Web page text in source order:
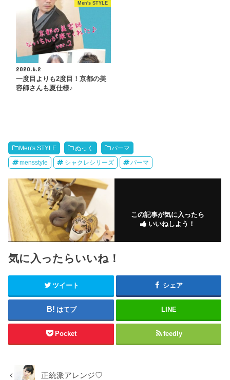
Men's STYLE
2020.6.2
一度目よりも2度目！京都の美
容師さんも夏仕様♪
Men's STYLE ぬっく パーマ
mensstyle シャクレシリーズ パーマ
この記事が気に入ったら
いいねしよう！
気に入ったらいいね！
ツイート シェア
はてブ LINE
Pocket feedly
正統派アレンジ♡